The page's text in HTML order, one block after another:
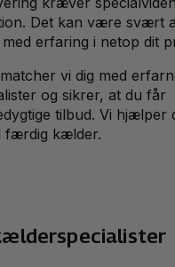
Det kan være svært
erfaring i netop dit
vi dig med
og sikrer, at du får
tilbud. Vi hjælper
færdig kælder.